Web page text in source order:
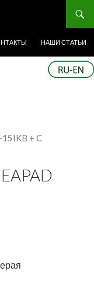
НАШИ СТАТЬИ
15IKB + C